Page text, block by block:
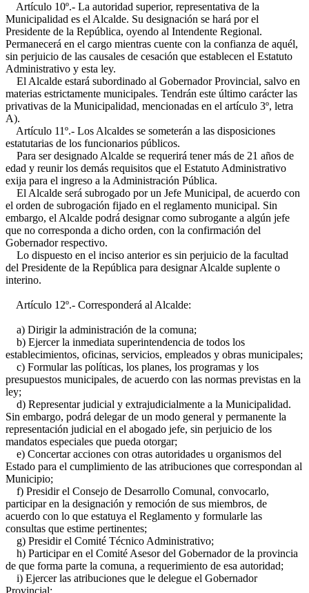
Artículo 10º.- La autoridad superior, representativa de la
Municipalidad es el Alcalde. Su designación se hará por el
Presidente de la República, oyendo al Intendente Regional.
Permanecerá en el cargo mientras cuente con la confianza de aquél,
sin perjuicio de las causales de cesación que establecen el Estatuto
Administrativo y esta ley.
El Alcalde estará subordinado al Gobernador Provincial, salvo en
materias estrictamente municipales. Tendrán este último carácter las
privativas de la Municipalidad, mencionadas en el artículo 3º, letra
A).
Artículo 11º.- Los Alcaldes se someterán a las disposiciones
estatutarias de los funcionarios públicos.
Para ser designado Alcalde se requerirá tener más de 21 años de
edad y reunir los demás requisitos que el Estatuto Administrativo
exija para el ingreso a la Administración Pública.
El Alcalde será subrogado por un Jefe Municipal, de acuerdo con
el orden de subrogación fijado en el reglamento municipal. Sin
embargo, el Alcalde podrá designar como subrogante a algún jefe
que no corresponda a dicho orden, con la confirmación del
Gobernador respectivo.
Lo dispuesto en el inciso anterior es sin perjuicio de la facultad
del Presidente de la República para designar Alcalde suplente o
interino.
Artículo 12º.- Corresponderá al Alcalde:
a) Dirigir la administración de la comuna;
b) Ejercer la inmediata superintendencia de todos los
establecimientos, oficinas, servicios, empleados y obras municipales;
c) Formular las políticas, los planes, los programas y los
presupuestos municipales, de acuerdo con las normas previstas en la
ley;
d) Representar judicial y extrajudicialmente a la Municipalidad.
Sin embargo, podrá delegar de un modo general y permanente la
representación judicial en el abogado jefe, sin perjuicio de los
mandatos especiales que pueda otorgar;
e) Concertar acciones con otras autoridades u organismos del
Estado para el cumplimiento de las atribuciones que correspondan al
Municipio;
f) Presidir el Consejo de Desarrollo Comunal, convocarlo,
participar en la designación y remoción de sus miembros, de
acuerdo con lo que estatuya el Reglamento y formularle las
consultas que estime pertinentes;
g) Presidir el Comité Técnico Administrativo;
h) Participar en el Comité Asesor del Gobernador de la provincia
de que forma parte la comuna, a requerimiento de esa autoridad;
i) Ejercer las atribuciones que le delegue el Gobernador
Provincial;